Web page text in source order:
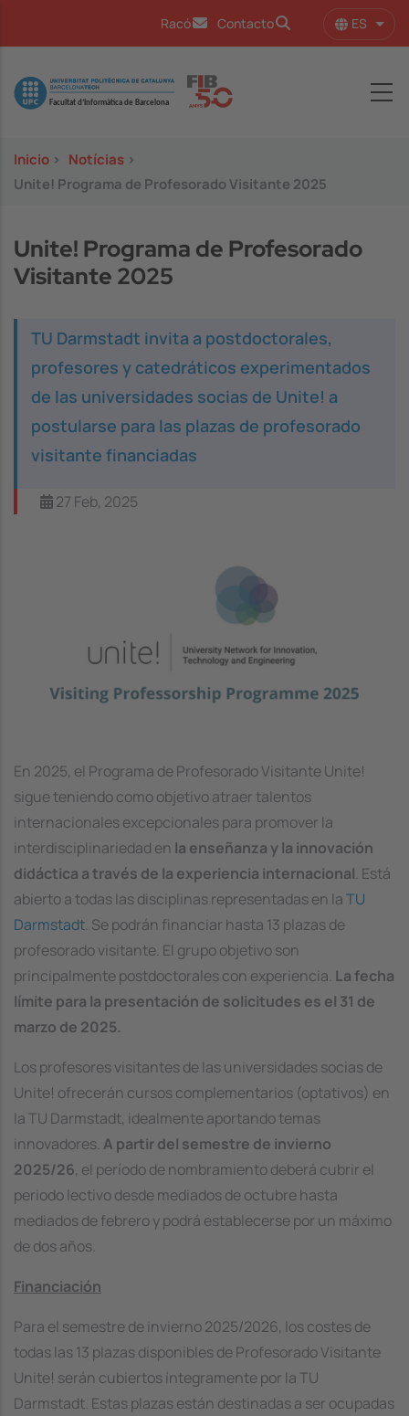
Racó Contacto ES
Image
Inicio > Notícias >
Unite! Programa de Profesorado Visitante 2025
Unite! Programa de Profesorado
Visitante 2025
TU Darmstadt invita a postdoctorales,
profesores y catedráticos experimentados
de las universidades socias de Unite! a
postularse para las plazas de profesorado
visitante financiadas
27 Feb, 2025
En 2025, el Programa de Profesorado Visitante Unite!
sigue teniendo como objetivo atraer talentos
internacionales excepcionales para promover la
interdisciplinariedad en la enseñanza y la innovación
didáctica a través de la experiencia internacional. Está
abierto a todas las disciplinas representadas en laTU
Darmstadt. Se podrán financiar hasta 13 plazas de
profesorado visitante. El grupo objetivo son
principalmente postdoctorales con experiencia. La fecha
límite para la presentación de solicitudes es el 31 de
marzo de 2025.
Los profesores visitantes de las universidades socias de
Unite! ofrecerán cursos complementarios (optativos) en
la TU Darmstadt, idealmente aportando temas
innovadores. A partir del semestre de invierno
2025/26, el período de nombramiento deberá cubrir el
periodo lectivo desde mediados de octubre hasta
mediados de febrero y podrá establecerse por un máximo
de dos años.
Financiación
Para el semestre de invierno 2025/2026, los costes de
todas las 13 plazas disponibles de Profesorado Visitante
Unite! serán cubiertos íntegramente por la TU
Darmstadt. Estas plazas están destinadas a ser ocupadas